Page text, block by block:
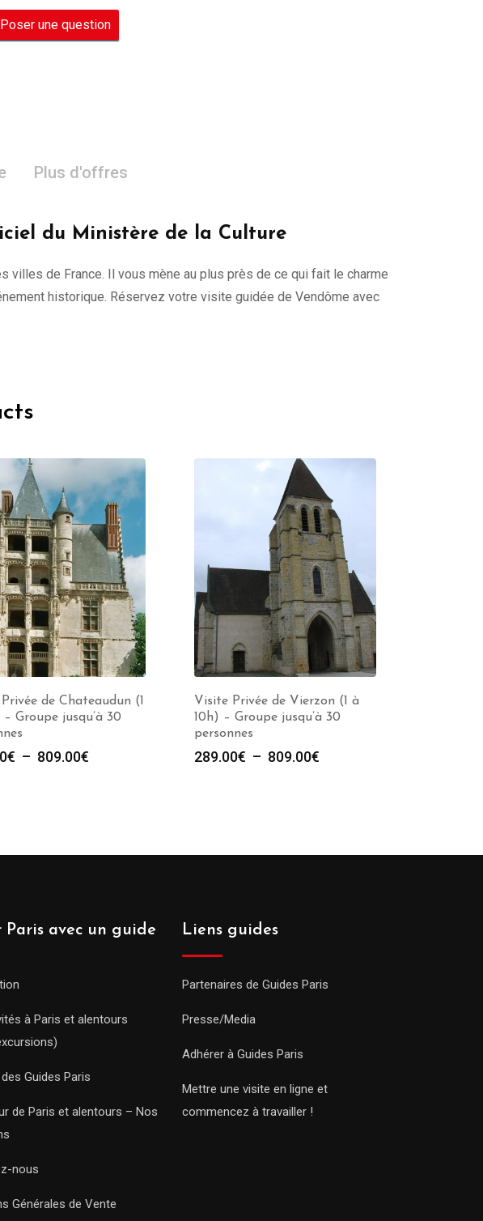
Poser une question
Plus d'offres
du Ministère de la Culture
de France. Il vous mène au plus près de ce qui fait le charme
historique. Réservez votre visite guidée de Vendôme avec
de Chateaudun (1
– Groupe jusqu’à 30
€ – 809.00€
Visite Privée de Vierzon (1 à
10h) – Groupe jusqu’à 30
personnes
289.00€ – 809.00€
Paris avec un guide
à Paris et alentours
Guides Paris
de Paris et alentours – Nos
nous
Générales de Vente
Liens guides
Partenaires de Guides Paris
Presse/Media
Adhérer à Guides Paris
Mettre une visite en ligne et
commencez à travailler !